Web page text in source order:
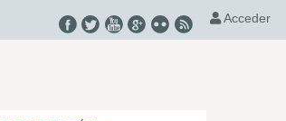
Acceder